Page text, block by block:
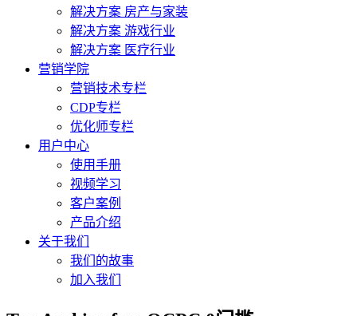
解决方案 房产与家装
解决方案 游戏行业
解决方案 医疗行业
营销学院
营销技术专栏
CDP专栏
优化师专栏
用户中心
使用手册
视频学习
客户案例
产品介绍
关于我们
我们的故事
加入我们